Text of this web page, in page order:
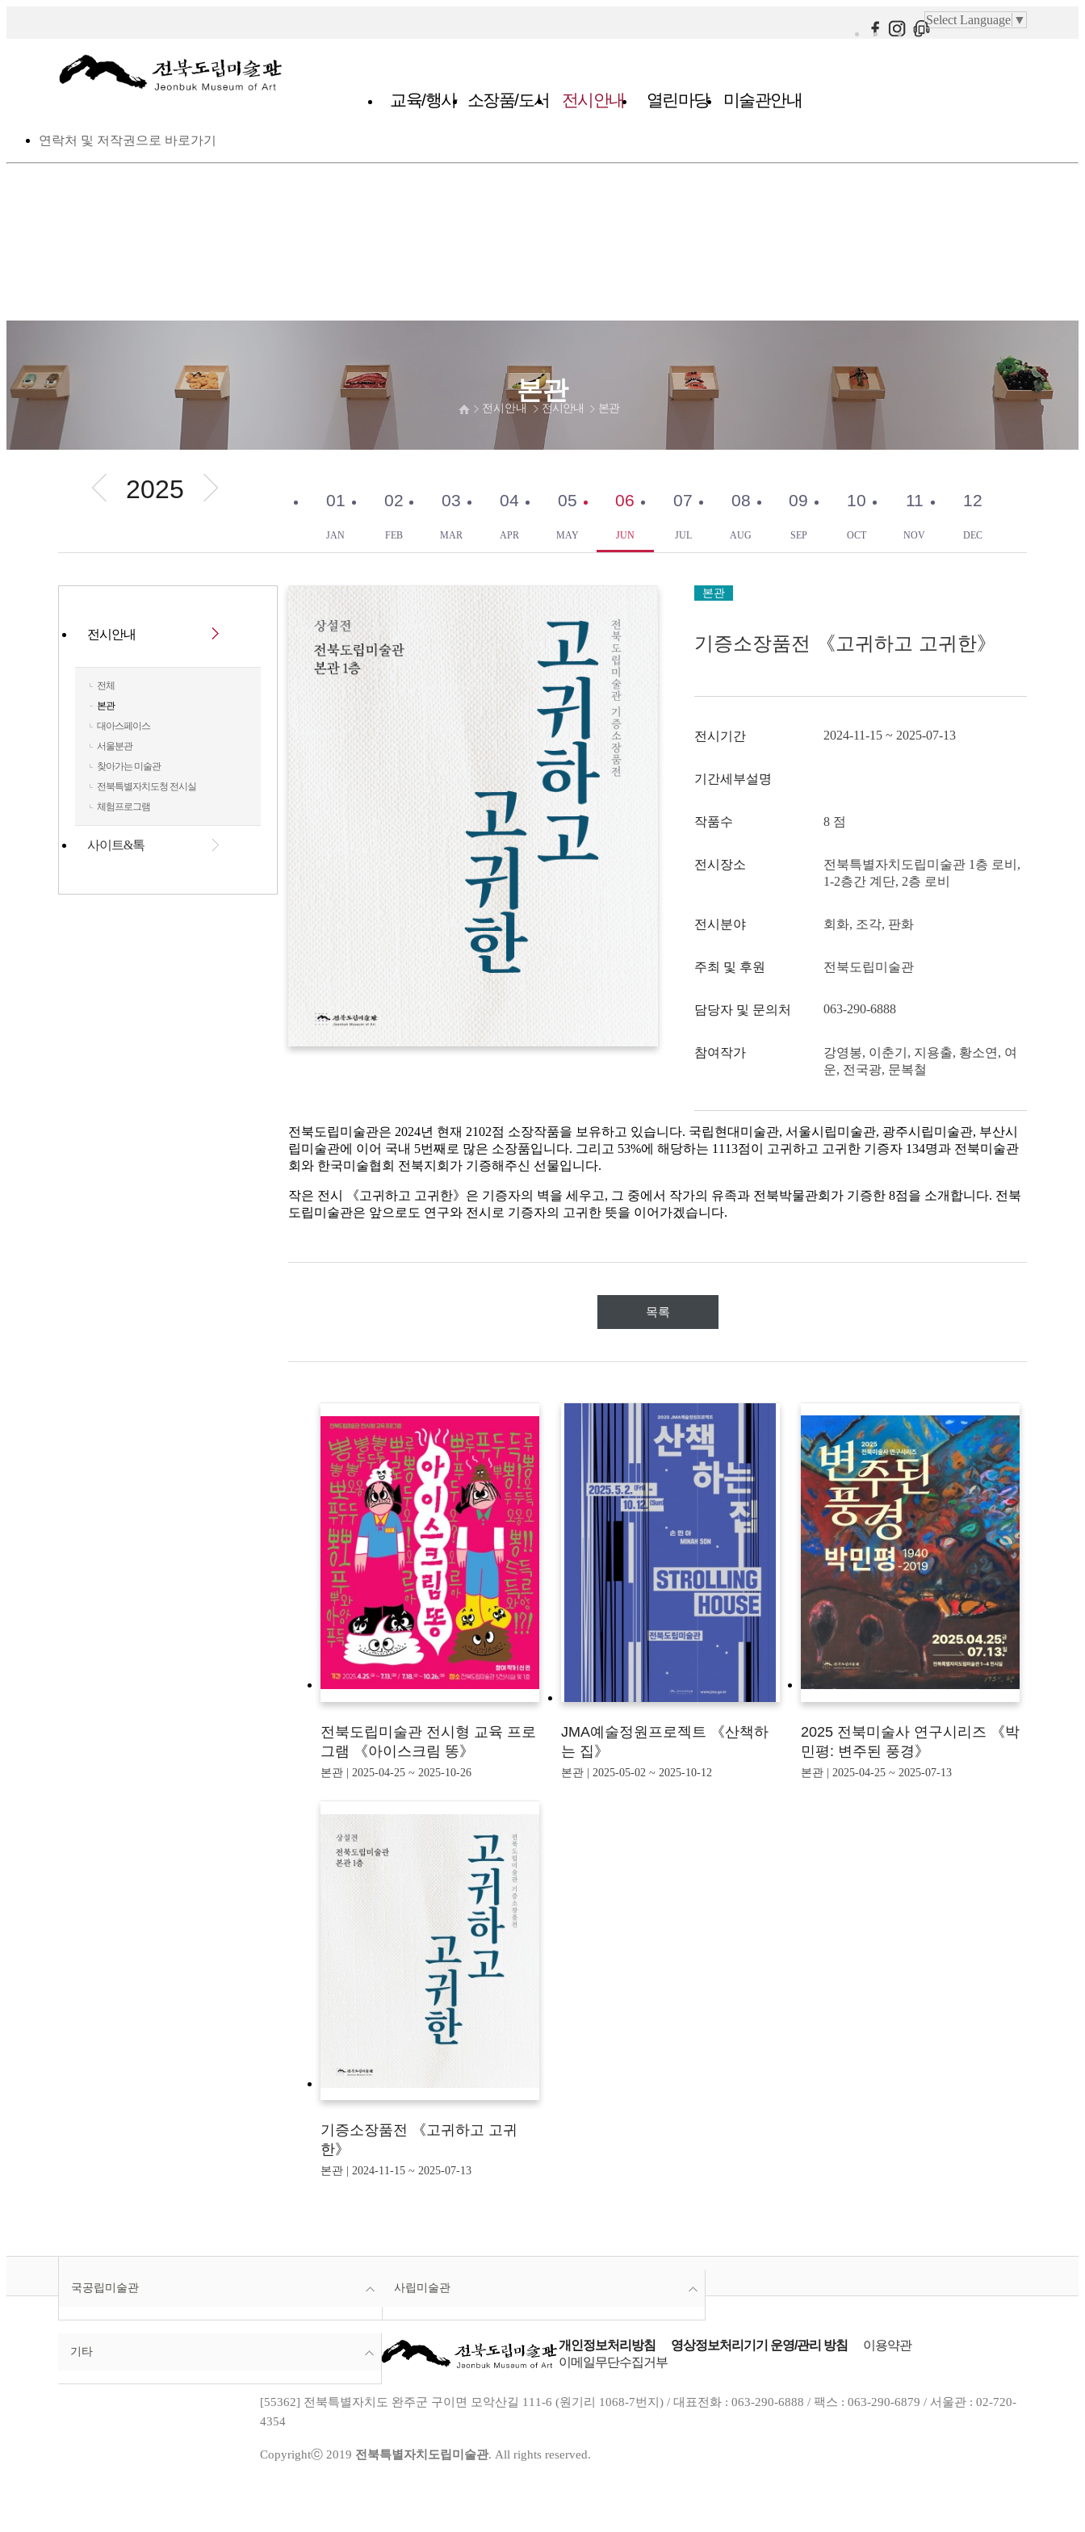
스킵 네비게이션
본문으로 바로가기
연락처 및 저작권으로 바로가기
Select Language ▼
교육/행사 소장품/도서 전시안내 열린마당 미술관안내
본관
전시안내 전시안내 본관
2025 01
JAN
02
FEB
03
MAR
04
APR
05
MAY
06
JUN
07
JUL
08
AUG
09
SEP
10
OCT
11
NOV
12
DEC
전시안내
전체
본관
대아스페이스
서울분관
찾아가는 미술관
전북특별자치도청 전시실
체험프로그램
사이트&톡
본관
기증소장품전 《고귀하고 고귀한》
전시기간 2024-11-15 ~ 2025-07-13
기간세부설명
작품수 8 점
전시장소
전북특별자치도립미술관 1층 로비,
1-2층간 계단, 2층 로비
전시분야 회화, 조각, 판화
주최 및 후원 전북도립미술관
담당자 및 문의처 063-290-6888
참여작가
강영봉, 이춘기, 지용출, 황소연, 여
운, 전국광, 문복철
전북도립미술관은 2024년 현재 2102점 소장작품을 보유하고 있습니다. 국립현대미술관, 서울시립미술관, 광주시립미술관, 부산시
립미술관에 이어 국내 5번째로 많은 소장품입니다. 그리고 53%에 해당하는 1113점이 고귀하고 고귀한 기증자 134명과 전북미술관
회와 한국미술협회 전북지회가 기증해주신 선물입니다.
작은 전시 《고귀하고 고귀한》 은 기증자의 벽을 세우고, 그 중에서 작가의 유족과 전북박물관회가 기증한 8점을 소개합니다. 전북
도립미술관은 앞으로도 연구와 전시로 기증자의 고귀한 뜻을 이어가겠습니다.
목록
전북도립미술관 전시형 교육 프로
그램 《아이스크림 똥》
본관 | 2025-04-25 ~ 2025-10-26
JMA예술정원프로젝트 《산책하
는 집》
본관 | 2025-05-02 ~ 2025-10-12
2025 전북미술사 연구시리즈 《박
민평: 변주된 풍경》
본관 | 2025-04-25 ~ 2025-07-13
기증소장품전 《고귀하고 고귀
한》
본관 | 2024-11-15 ~ 2025-07-13
국공립미술관 사립미술관
기타 개인정보처리방침 영상정보처리기기 운영/관리 방침
이용약관
이메일무단수집거부
[55362] 전북특별자치도 완주군 구이면 모악산길 111-6 (원기리 1068-7번지) / 대표전화 : 063-290-6888 / 팩스 : 063-290-6879 / 서울관 : 02-720-
4354
Copyrightⓒ 2019 전북특별자치도립미술관. All rights reserved.